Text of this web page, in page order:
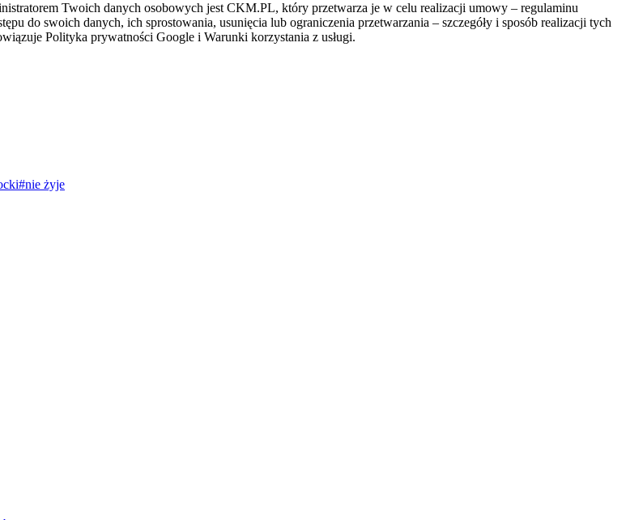
Twoich danych osobowych jest CKM.PL, który przetwarza je w celu realizacji umowy – regulaminu
do swoich danych, ich sprostowania, usunięcia lub ograniczenia przetwarzania – szczegóły i sposób realizacji tych
Polityka prywatności Google i Warunki korzystania z usługi.
#nie żyje